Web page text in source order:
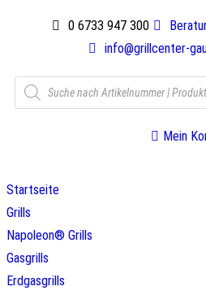
0 6733 947 300
info@grillcenter-
Mein
Startseite
Grills
Napoleon® Grills
Gasgrills
Erdgasgrills